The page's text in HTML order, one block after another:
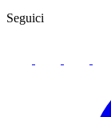
Seguici